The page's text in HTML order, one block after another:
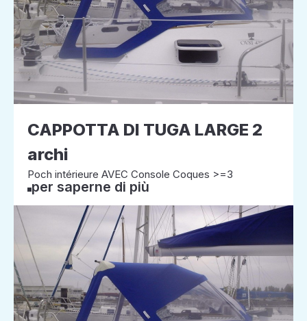
CAPPOTTA DI TUGA LARGE 2
archi
Poch intérieure AVEC Console Coques >=3
per saperne di più